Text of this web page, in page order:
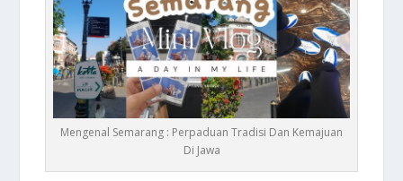
Mengenal Semarang : Perpaduan Tradisi Dan Kemajuan
Di Jawa